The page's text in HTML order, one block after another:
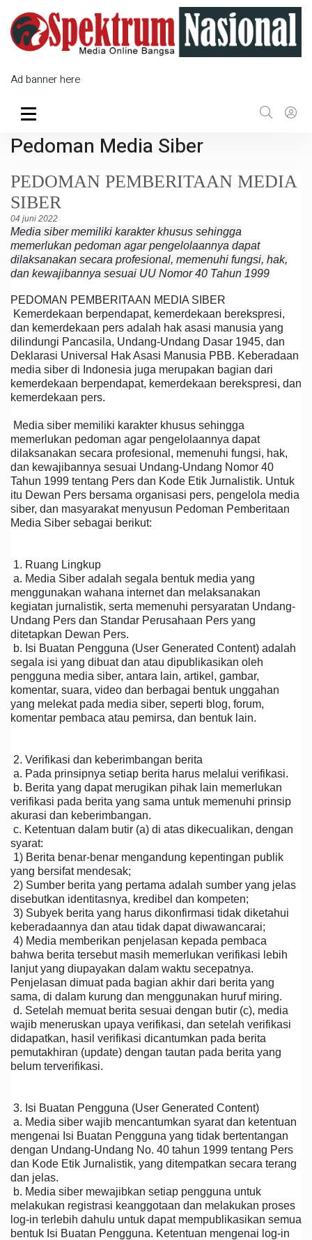
Ad banner here
Pedoman Media Siber
PEDOMAN PEMBERITAAN MEDIA
SIBER
04 juni 2022
Media siber memiliki karakter khusus sehingga
memerlukan pedoman agar pengelolaannya dapat
dilaksanakan secara profesional, memenuhi fungsi, hak,
dan kewajibannya sesuai UU Nomor 40 Tahun 1999
PEDOMAN PEMBERITAAN MEDIA SIBER
Kemerdekaan berpendapat, kemerdekaan berekspresi,
dan kemerdekaan pers adalah hak asasi manusia yang
dilindungi Pancasila, Undang-Undang Dasar 1945, dan
Deklarasi Universal Hak Asasi Manusia PBB. Keberadaan
media siber di Indonesia juga merupakan bagian dari
kemerdekaan berpendapat, kemerdekaan berekspresi, dan
kemerdekaan pers.
Media siber memiliki karakter khusus sehingga
memerlukan pedoman agar pengelolaannya dapat
dilaksanakan secara profesional, memenuhi fungsi, hak,
dan kewajibannya sesuai Undang-Undang Nomor 40
Tahun 1999 tentang Pers dan Kode Etik Jurnalistik. Untuk
itu Dewan Pers bersama organisasi pers, pengelola media
siber, dan masyarakat menyusun Pedoman Pemberitaan
Media Siber sebagai berikut:
1. Ruang Lingkup
a. Media Siber adalah segala bentuk media yang
menggunakan wahana internet dan melaksanakan
kegiatan jurnalistik, serta memenuhi persyaratan Undang-
Undang Pers dan Standar Perusahaan Pers yang
ditetapkan Dewan Pers.
b. Isi Buatan Pengguna (User Generated Content) adalah
segala isi yang dibuat dan atau dipublikasikan oleh
pengguna media siber, antara lain, artikel, gambar,
komentar, suara, video dan berbagai bentuk unggahan
yang melekat pada media siber, seperti blog, forum,
komentar pembaca atau pemirsa, dan bentuk lain.
2. Verifikasi dan keberimbangan berita
a. Pada prinsipnya setiap berita harus melalui verifikasi.
b. Berita yang dapat merugikan pihak lain memerlukan
verifikasi pada berita yang sama untuk memenuhi prinsip
akurasi dan keberimbangan.
c. Ketentuan dalam butir (a) di atas dikecualikan, dengan
syarat:
1) Berita benar-benar mengandung kepentingan publik
yang bersifat mendesak;
2) Sumber berita yang pertama adalah sumber yang jelas
disebutkan identitasnya, kredibel dan kompeten;
3) Subyek berita yang harus dikonfirmasi tidak diketahui
keberadaannya dan atau tidak dapat diwawancarai;
4) Media memberikan penjelasan kepada pembaca
bahwa berita tersebut masih memerlukan verifikasi lebih
lanjut yang diupayakan dalam waktu secepatnya.
Penjelasan dimuat pada bagian akhir dari berita yang
sama, di dalam kurung dan menggunakan huruf miring.
d. Setelah memuat berita sesuai dengan butir (c), media
wajib meneruskan upaya verifikasi, dan setelah verifikasi
didapatkan, hasil verifikasi dicantumkan pada berita
pemutakhiran (update) dengan tautan pada berita yang
belum terverifikasi.
3. Isi Buatan Pengguna (User Generated Content)
a. Media siber wajib mencantumkan syarat dan ketentuan
mengenai Isi Buatan Pengguna yang tidak bertentangan
dengan Undang-Undang No. 40 tahun 1999 tentang Pers
dan Kode Etik Jurnalistik, yang ditempatkan secara terang
dan jelas.
b. Media siber mewajibkan setiap pengguna untuk
melakukan registrasi keanggotaan dan melakukan proses
log-in terlebih dahulu untuk dapat mempublikasikan semua
bentuk Isi Buatan Pengguna. Ketentuan mengenai log-in